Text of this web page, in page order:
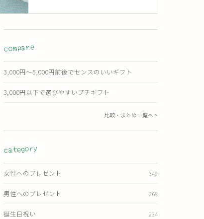
compare
3,000円〜5,000円前後でセンスのいいギフト
3,000円以下で選びやすいプチギフト
比較・まとめ一覧へ >
category
女性へのプレゼント 349
男性へのプレゼント 268
誕生日祝い 234